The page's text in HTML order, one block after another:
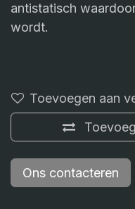
antistatisch
wordt.
Toevoegen aan
Ons contacteren